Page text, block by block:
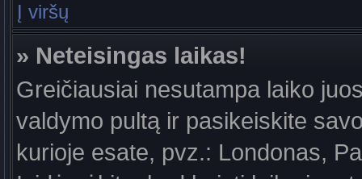
Į viršų
» Neteisingas laikas!
Greičiausiai nesutampa laiko
valdymo pultą ir pasikeiskite
kurioje esate, pvz.: Londonas,